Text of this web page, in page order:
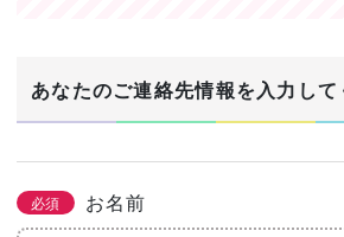
あなたのご連絡先情報を入力して
必須 お名前